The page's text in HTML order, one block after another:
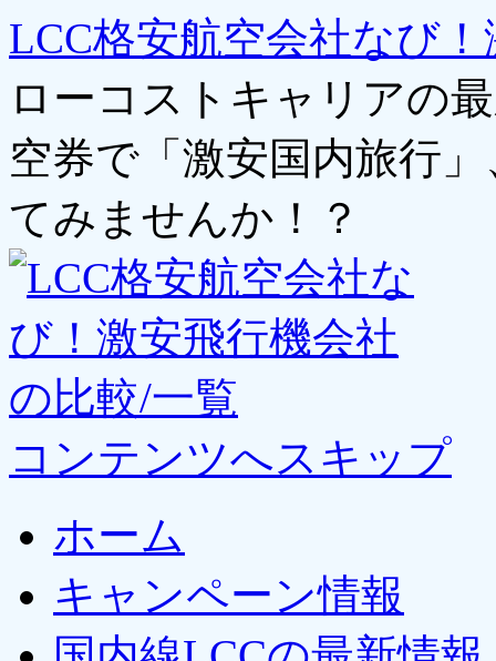
LCC格安航空会社なび
ローコストキャリアの
空券で「激安国内旅行
てみませんか！？
コンテンツへスキップ
ホーム
キャンペーン情報